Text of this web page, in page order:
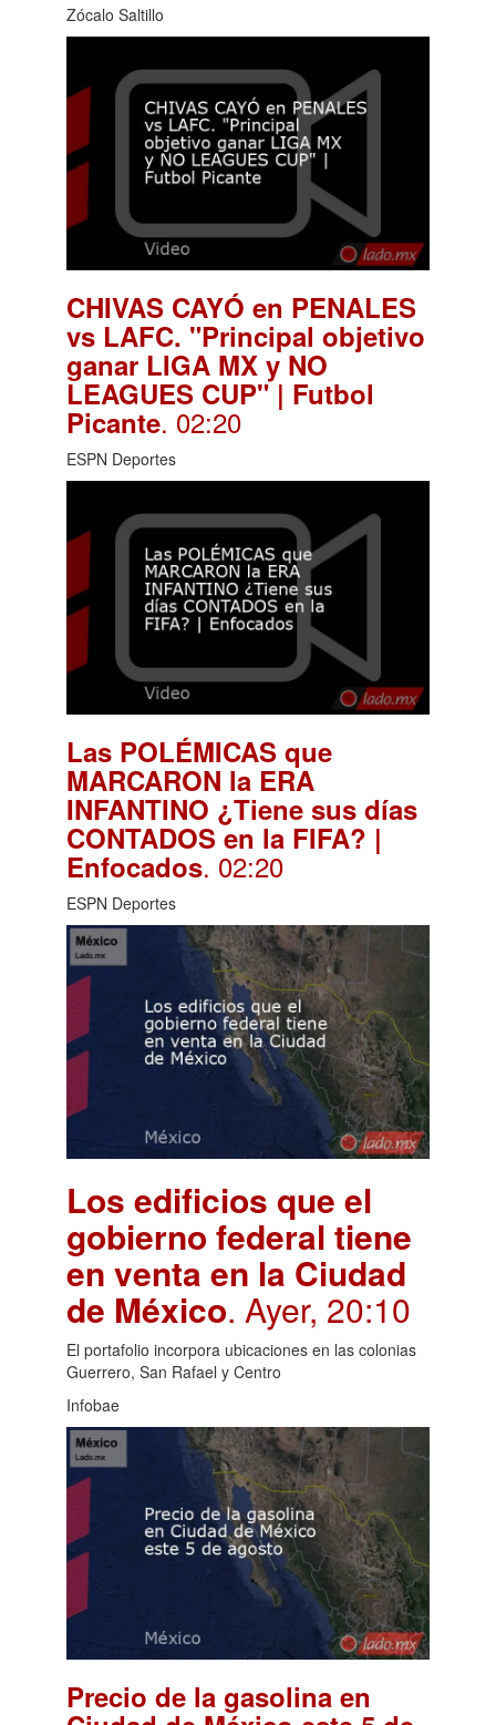
Zócalo Saltillo
CHIVAS CAYÓ en PENALES
vs LAFC. "Principal objetivo
ganar LIGA MX y NO
LEAGUES CUP" | Futbol
Picante. 02:20
ESPN Deportes
Las POLÉMICAS que
MARCARON la ERA
INFANTINO ¿Tiene sus días
CONTADOS en la FIFA? |
Enfocados. 02:20
ESPN Deportes
Los edificios que el
gobierno federal tiene
en venta en la Ciudad
de México. Ayer, 20:10
El portafolio incorpora ubicaciones en las colonias
Guerrero, San Rafael y Centro
Infobae
Precio de la gasolina en